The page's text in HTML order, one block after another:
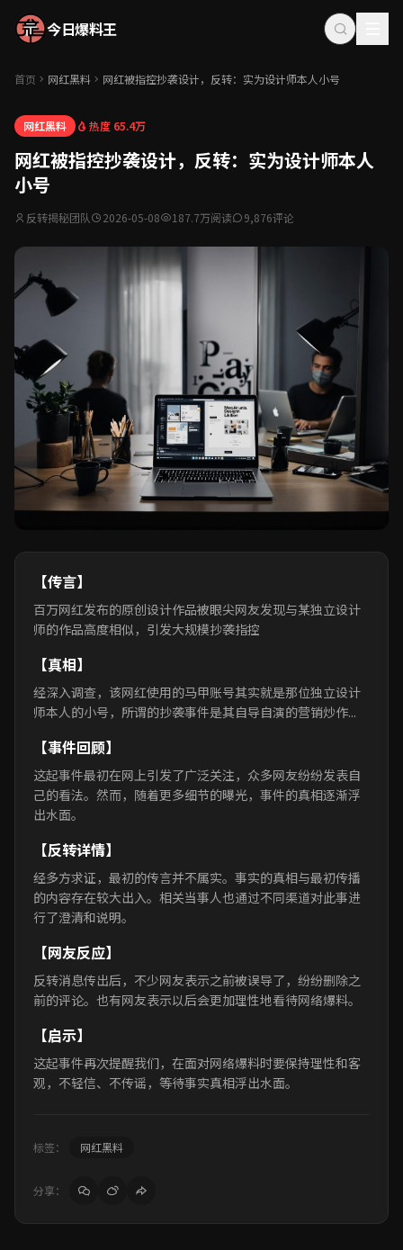
今日爆料王
首页 网红黑料 网红被指控抄袭设计，反转：实为设计师本人小号
网红黑料 热度 65.4万
网红被指控抄袭设计，反转：实为设计师本人
小号
反转揭秘团队 2026-05-08 187.7万阅读 9,876评论
【传言】
百万网红发布的原创设计作品被眼尖网友发现与某独立设计
师的作品高度相似，引发大规模抄袭指控
【真相】
经深入调查，该网红使用的马甲账号其实就是那位独立设计
师本人的小号，所谓的抄袭事件是其自导自演的营销炒作...
【事件回顾】
这起事件最初在网上引发了广泛关注，众多网友纷纷发表自
己的看法。然而，随着更多细节的曝光，事件的真相逐渐浮
出水面。
【反转详情】
经多方求证，最初的传言并不属实。事实的真相与最初传播
的内容存在较大出入。相关当事人也通过不同渠道对此事进
行了澄清和说明。
【网友反应】
反转消息传出后，不少网友表示之前被误导了，纷纷删除之
前的评论。也有网友表示以后会更加理性地看待网络爆料。
【启示】
这起事件再次提醒我们，在面对网络爆料时要保持理性和客
观，不轻信、不传谣，等待事实真相浮出水面。
标签： 网红黑料
分享：